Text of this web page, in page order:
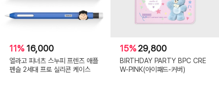
11% 16,000
엘라고 피너츠 스누피 프렌즈 애플
펜슬 2세대 프로 실리콘 케이스
15%29,800
BIRTHDAY PARTY BPC CRE
W-PINK(아이패드-커버)